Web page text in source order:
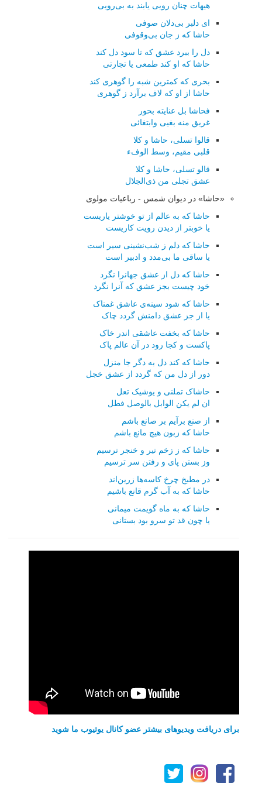
هیهات چنان رویی یابند به بی‌رویی
ای دلبر بی‌دلان صوفی
حاشا كه ز جان بی‌وقوفی
دل را ببرد عشق كه تا سود دل كند
حاشا كه او كند طمعی یا تجارتی
بحری كه كمترین شبه را گوهری كند
حاشا از او كه لاف برآرد ز گوهری
فحاشا بل عنایته بحور
غریق منه بغیی وابتغائی
قالوا تسلی، حاشا و كلا
قلبی مقیم، وسط الوفء
قالو تسلی، حاشا و كلا
عشق تجلی من ذی‌الجلال
«حاشا» در دیوان شمس - رباعیات مولوی
حاشا که به عالم از تو خوشتر یاریست
یا خوبتر از دیدن رویت کاریست
حاشا که دلم ز شب‌نشینی سیر است
یا ساقی ما بی‌مدد و ادبیر است
حاشا که دل از عشق جهانرا نگرد
خود چیست بجز عشق که آنرا نگرد
حاشا که شود سینه‌ی عاشق غمناک
یا از جز عشق دامنش گردد چاک
حاشا که بخفت عاشقی اندر خاک
پاکست و کجا رود در آن عالم پاک
حاشا که کند دل به دگر جا منزل
دور از دل من که گردد از عشق خجل
حاشاک تملنی و یوشیک تعل
ان لم یکن الوابل بالوصل فطل
از صنع برآیم بر صانع باشم
حاشا که زبون هیچ مانع باشم
حاشا که ز زخم تیر و خنجر ترسیم
وز بستن پای و رفتن سر ترسیم
در مطبخ چرخ کاسه‌ها زرین‌اند
حاشا که به آب گرم قانع باشیم
حاشا که به ماه گویمت میمانی
یا چون قد تو سرو بود بستانی
برای دریافت ویدیوهای بیشتر عضو کانال یوتیوب ما شوید